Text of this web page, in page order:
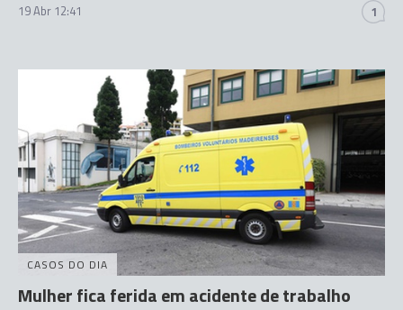
19 Abr 12:41 1
CASOS DO DIA
Mulher fica ferida em acidente de trabalho